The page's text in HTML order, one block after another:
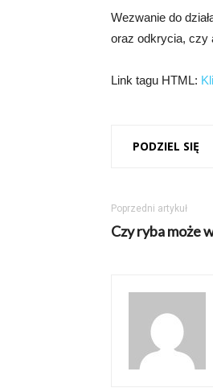
Wezwanie do
oraz odkrycia, czy
Link tagu HTML:
PODZIEL SIĘ
Poprzedni artykuł
Czy ryba może